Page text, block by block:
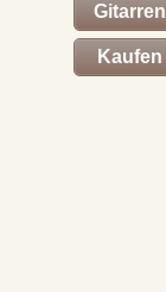
Gitarren
Kaufen